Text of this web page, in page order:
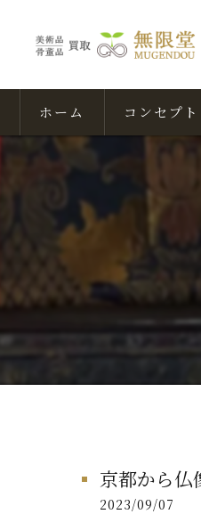
ホーム コンセプト
京都から仏
2023/09/07